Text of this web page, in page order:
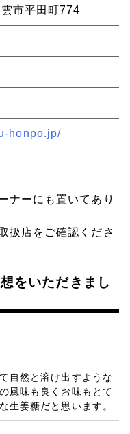
市平田町774
honpo.jp/
ナーにも置いてあり
扱店をご確認くださ
をいただきまし
自然と溶け出すような
風味も良くお味もとて
生姜糖だと思います。